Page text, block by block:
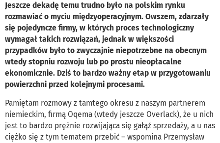
Jeszcze dekadę temu trudno było na polskim rynku
rozmawiać o myciu międzyoperacyjnym. Owszem, zdarzały
się pojedyncze firmy, w których proces technologiczny
wymagał takich rozwiązań, jednak w większości
przypadków było to zwyczajnie niepotrzebne na obecnym
wtedy stopniu rozwoju lub po prostu nieopłacalne
ekonomicznie. Dziś to bardzo ważny etap w przygotowaniu
powierzchni przed kolejnymi procesami.
Pamiętam rozmowy z tamtego okresu z naszym partnerem
niemieckim, firmą Oqema (wtedy jeszcze Overlack), że u nich
jest to bardzo prężnie rozwijająca się gałąź sprzedaży, a u nas
ciężko się z tym tematem przebić – wspomina Przemysław